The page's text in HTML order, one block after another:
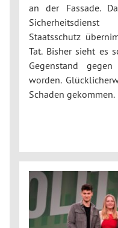
an der Fassade.
Staatsschutz
Tat. Bisher sieht es
Gegenstand
worden.
Schaden gekommen.